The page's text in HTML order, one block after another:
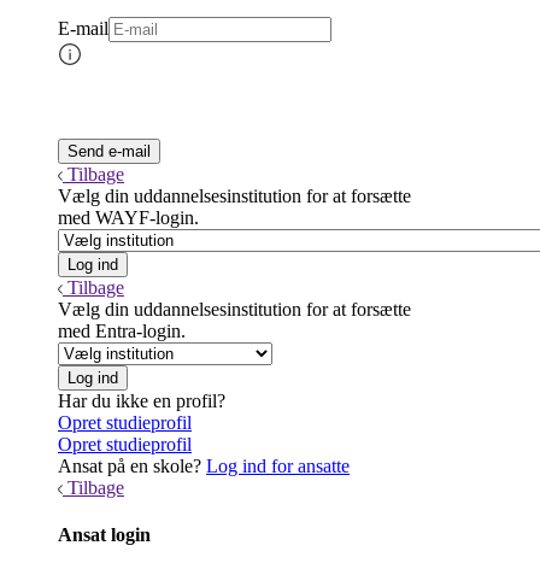
E-mail
Tilbage
Vælg din uddannelsesinstitution for at forsætte
med WAYF-login.
Tilbage
Vælg din uddannelsesinstitution for at forsætte
med Entra-login.
Har du ikke en profil?
Opret studieprofil
Opret studieprofil
Ansat på en skole? Log ind for ansatte
Tilbage
Ansat login